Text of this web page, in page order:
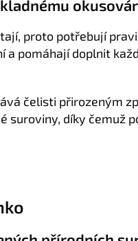
proto potřebují
a pomáhají doplnit
čelisti přirozeným
díky čemuž